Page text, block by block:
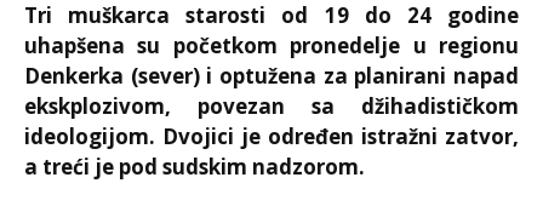
Tri muškarca starosti od 19 do 24 godine
uhapšena su početkom pronedelje u regionu
Denkerka (sever) i optužena za planirani napad
ekskplozivom, povezan sa džihadističkom
ideologijom. Dvojici je određen istražni zatvor,
a treći je pod sudskim nadzorom.